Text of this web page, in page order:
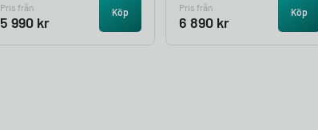
Pris från
5 990 kr
Köp Pris från
6 890 kr
Köp